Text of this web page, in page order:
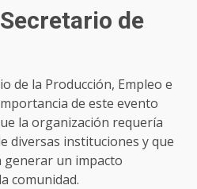
de
de la Producción, Empleo e
de este evento
la organización requería
diversas instituciones y que
un impacto
comunidad.